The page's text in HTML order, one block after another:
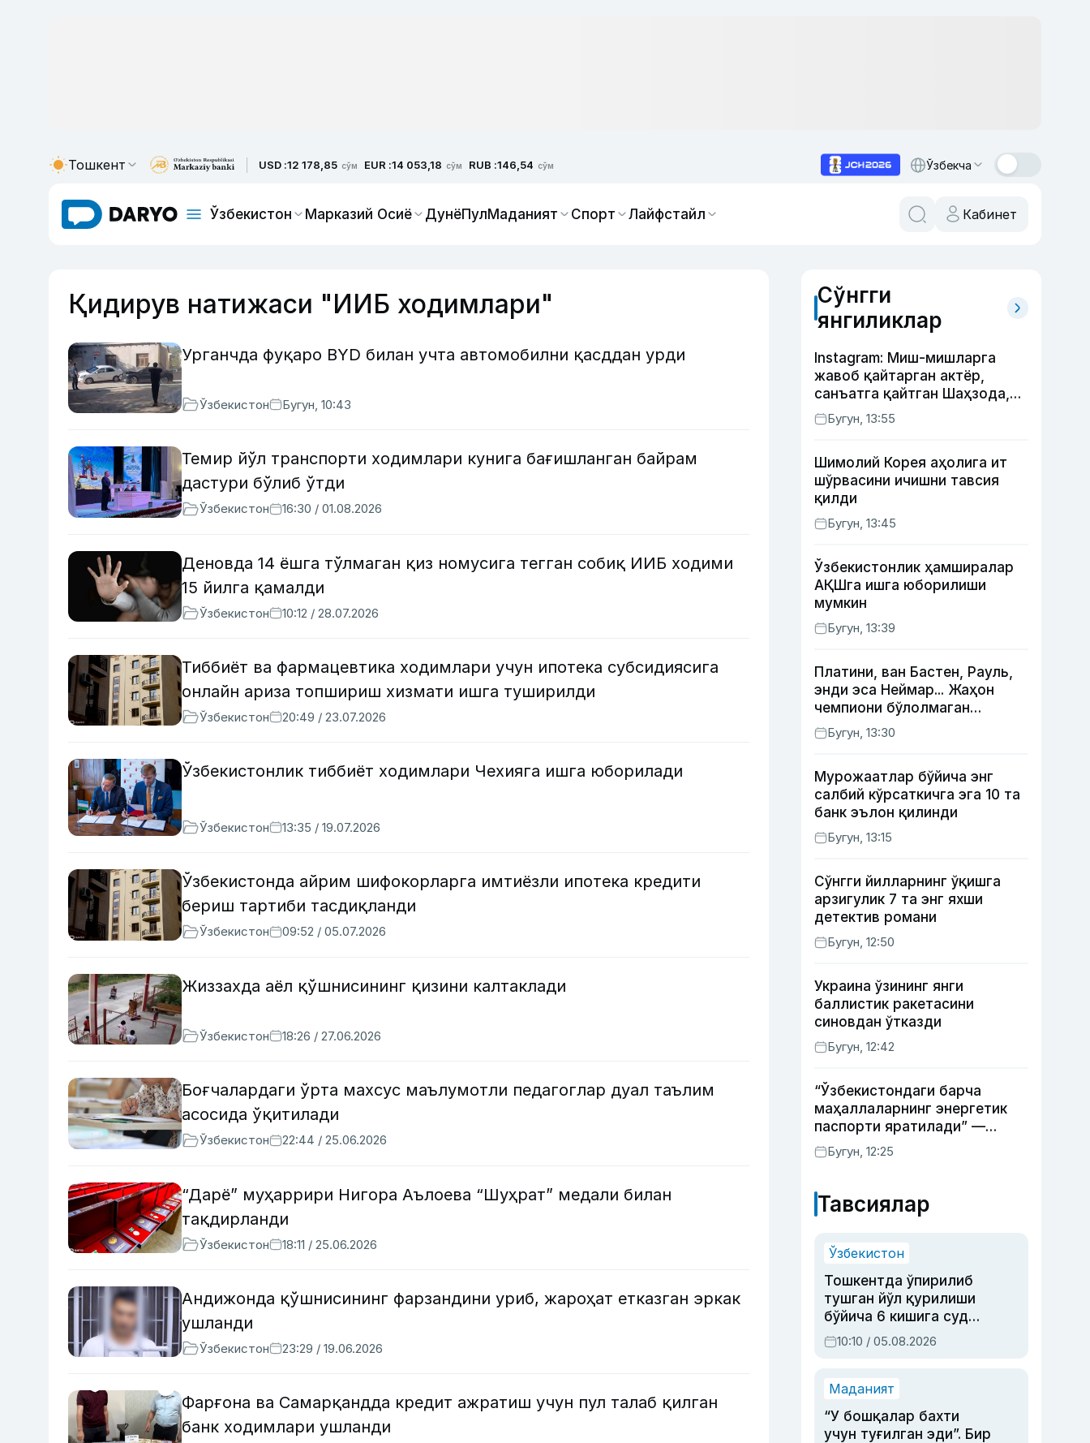
Тошкент USD :12 178,85 сўм EUR :14 053,18 сўм RUB :146,54 сўм Ўзбекча
Ўзбекистон Марказий Осиё ДунёПулМаданият Спорт Лайфстайл Кабинет
Қидирув натижаси "ИИБ ходимлари"
Урганчда фуқаро BYD билан учта автомобилни қасддан урди
Ўзбекистон Бугун, 10:43
Темир йўл транспорти ходимлари кунига бағишланган байрам
дастури бўлиб ўтди
Ўзбекистон 16:30 / 01.08.2026
Деновда 14 ёшга тўлмаган қиз номусига тегган собиқ ИИБ ходими
15 йилга қамалди
Ўзбекистон 10:12 / 28.07.2026
Тиббиёт ва фармацевтика ходимлари учун ипотека субсидиясига
онлайн ариза топшириш хизмати ишга туширилди
Ўзбекистон 20:49 / 23.07.2026
Ўзбекистонлик тиббиёт ходимлари Чехияга ишга юборилади
Ўзбекистон 13:35 / 19.07.2026
Ўзбекистонда айрим шифокорларга имтиёзли ипотека кредити
бериш тартиби тасдиқланди
Ўзбекистон 09:52 / 05.07.2026
Жиззахда аёл қўшнисининг қизини калтаклади
Ўзбекистон 18:26 / 27.06.2026
Боғчалардаги ўрта махсус маълумотли педагоглар дуал таълим
асосида ўқитилади
Ўзбекистон 22:44 / 25.06.2026
“Дарё” муҳаррири Нигора Аълоева “Шуҳрат” медали билан
тақдирланди
Ўзбекистон 18:11 / 25.06.2026
Андижонда қўшнисининг фарзандини уриб, жароҳат етказган эркак
ушланди
Ўзбекистон 23:29 / 19.06.2026
Фарғона ва Самарқандда кредит ажратиш учун пул талаб қилган
банк ходимлари ушланди
Сўнгги
янгиликлар
Instagram: Миш-мишларга
жавоб қайтарган актёр,
санъатга қайтган Шаҳзода,
йўлга асфалт ётқизган
Жаҳонгир Отажонов
Бугун, 13:55
Шимолий Корея аҳолига ит
шўрвасини ичишни тавсия
қилди
Бугун, 13:45
Ўзбекистонлик ҳамширалар
АҚШга ишга юборилиши
мумкин
Бугун, 13:39
Платини, ван Бастен, Рауль,
энди эса Неймар... Жаҳон
чемпиони бўлолмаган
суперюлдузлар
Бугун, 13:30
Мурожаатлар бўйича энг
салбий кўрсаткичга эга 10 та
банк эълон қилинди
Бугун, 13:15
Сўнгги йилларнинг ўқишга
арзигулик 7 та энг яхши
детектив романи
Бугун, 12:50
Украина ўзининг янги
баллистик ракетасини
синовдан ўтказди
Бугун, 12:42
“Ўзбекистондаги барча
маҳаллаларнинг энергетик
паспорти яратилади” —
энергетика вазири
Бугун, 12:25
Тавсиялар
Ўзбекистон
Тошкентда ўпирилиб
тушган йўл қурилиши
бўйича 6 кишига суд
ҳукми ўқилди
10:10 / 05.08.2026
Маданият
“У бошқалар бахти
учун туғилган эди”. Бир